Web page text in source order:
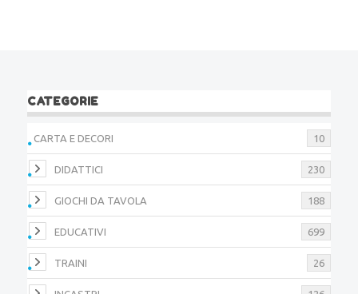
CATEGORIE
CARTA E DECORI 10
DIDATTICI 230
GIOCHI DA TAVOLA 188
EDUCATIVI 699
TRAINI 26